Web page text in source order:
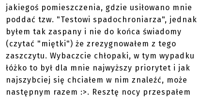
jakiegoś pomieszczenia, gdzie usiłowano mnie
poddać tzw. "Testowi spadochroniarza", jednak
byłem tak zaspany i nie do końca świadomy
(czytać "miętki") że zrezygnowałem z tego
zaszczytu. Wybaczcie chłopaki, w tym wypadku
łóżko to był dla mnie najwyższy priorytet i jak
najszybciej się chciałem w nim znaleźć, może
następnym razem :>. Resztę nocy przespałem